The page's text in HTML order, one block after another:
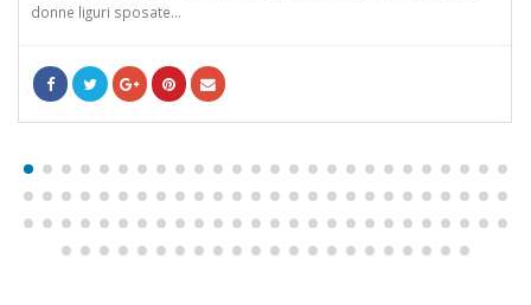
donne liguri sposate...
FacebookcinguettioGoogle +
/crea-un-account